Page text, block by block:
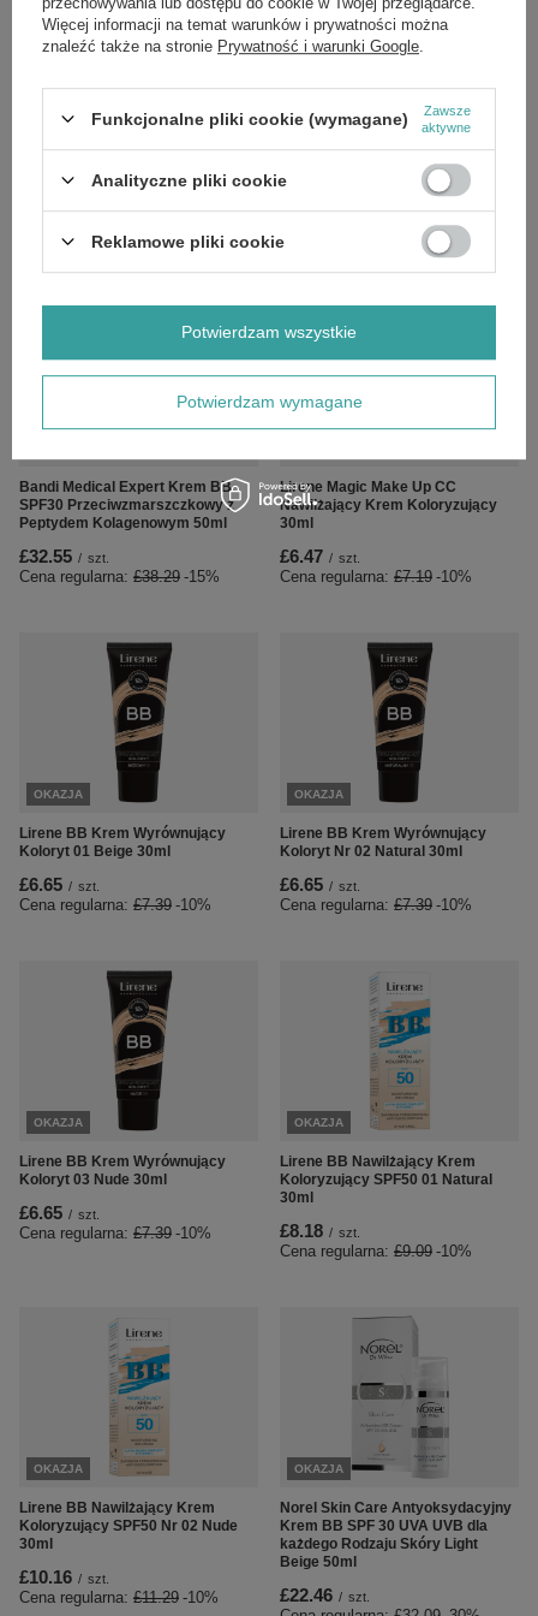
Mieszanej 02 Śniady SPF15 30g
£9.34 / szt.
SPF15 30g
£9.34 / szt.
£10.99 -15%
Bandi Medical Expert Krem BB
SPF30 Przeciwzmarszczkowy z
Peptydem Kolagenowym 50ml
£32.55 / szt.
Cena regularna: £38.29 -15%
Lirene Magic Make Up CC
Nawilżający Krem Koloryzujący
30ml
£6.47 / szt.
Cena regularna: £7.19 -10%
OKAZJA
Lirene BB Krem Wyrównujący
Koloryt 01 Beige 30ml
£6.65 / szt.
Cena regularna: £7.39 -10%
OKAZJA
Lirene BB Krem Wyrównujący
Koloryt Nr 02 Natural 30ml
£6.65 / szt.
Cena regularna: £7.39 -10%
OKAZJA
Lirene BB Krem Wyrównujący
Koloryt 03 Nude 30ml
£6.65 / szt.
Cena regularna: £7.39 -10%
OKAZJA
Lirene BB Nawilżający Krem
Koloryzujący SPF50 01 Natural
30ml
£8.18 / szt.
Cena regularna: £9.09 -10%
OKAZJA
Lirene BB Nawilżający Krem
Koloryzujący SPF50 Nr 02 Nude
30ml
£10.16 / szt.
Cena regularna: £11.29 -10%
OKAZJA
Norel Skin Care Antyoksydacyjny
Krem BB SPF 30 UVA UVB dla
każdego Rodzaju Skóry Light
Beige 50ml
£22.46 / szt.
Więcej informacji na temat warunków i prywatności można
znaleźć także na stronie Prywatność i warunki Google
Funkcjonalne pliki cookie (wymagane)
Zawsze
aktywne
Analityczne pliki cookie
Reklamowe pliki cookie
Potwierdzam wymagane
Potwierdzam wszystkie